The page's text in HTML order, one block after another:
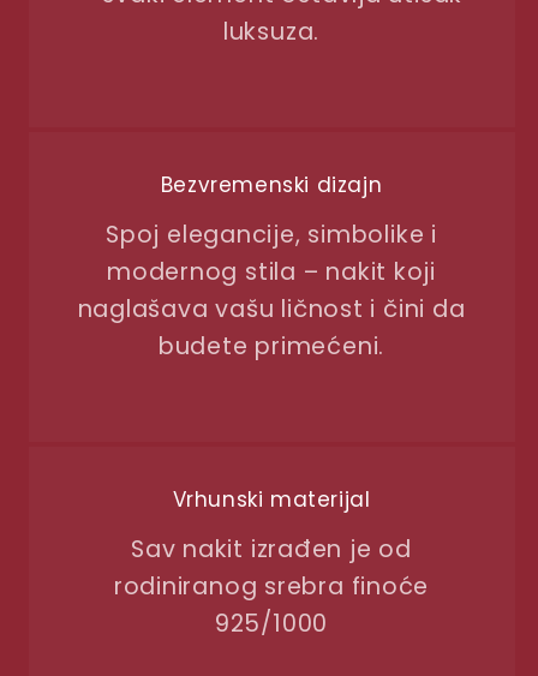
luksuza.
Bezvremenski dizajn
Spoj elegancije, simbolike i
modernog stila – nakit koji
naglašava vašu ličnost i čini da
budete primećeni.
Vrhunski materijal
Sav nakit izrađen je od
rodiniranog srebra finoće
925/1000